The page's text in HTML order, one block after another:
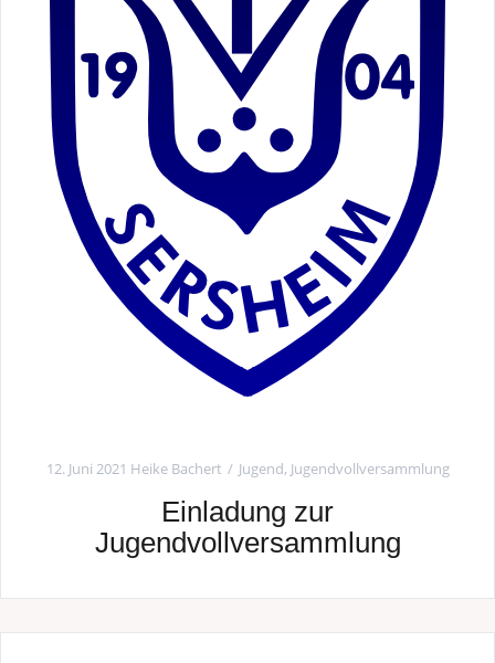
12. Juni 2021 Heike Bachert Jugend, Jugendvollversammlung
Einladung zur
Jugendvollversammlung